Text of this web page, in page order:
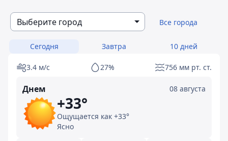
Выберите город Все города
Сегодня Завтра 10 дней
3.4 м/с 27% 756 мм рт. ст.
Днем 08 августа
+33°
Ощущается как +33°
Ясно